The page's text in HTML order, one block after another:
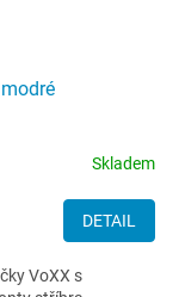
Skladem
DETAIL
VoXX s